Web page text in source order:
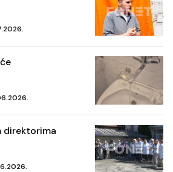
direktorima